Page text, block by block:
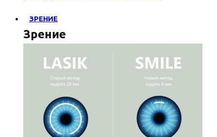
ЗРЕНИЕ
Зрение